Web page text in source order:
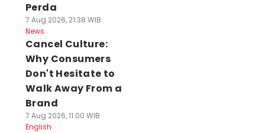
Perda
7 Aug 2026, 21:38 WIB
News
Cancel Culture:
Why Consumers
Don't Hesitate to
Walk Away From a
Brand
7 Aug 2026, 11:00 WIB
English